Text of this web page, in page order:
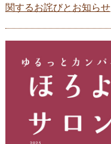
関するお詫びとお知らせ